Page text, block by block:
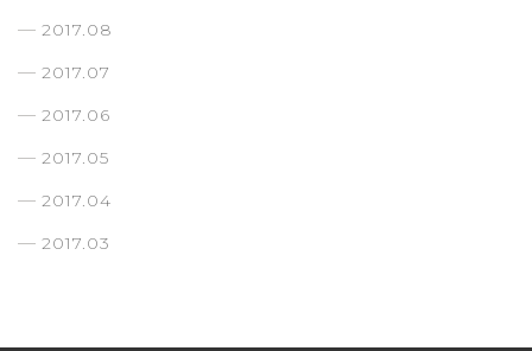
2017.08
2017.07
2017.06
2017.05
2017.04
2017.03